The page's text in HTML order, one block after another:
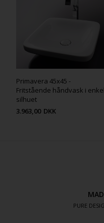
Primavera 45x45 -
Fritstående håndvask i enkel
silhuet
3.963,00 DKK
PURE